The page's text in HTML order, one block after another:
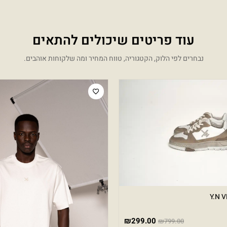
עוד פריטים שיכולים להתאים
נבחרים לפי הלוק, הקטגוריה, טווח המחיר ומה שלקוחות אוהבים.
Sale!
Y.N
₪799.00
המחיר המקורי היה: ₪799.00.
₪299.00
המחיר הנוכחי הוא: ₪299.00.